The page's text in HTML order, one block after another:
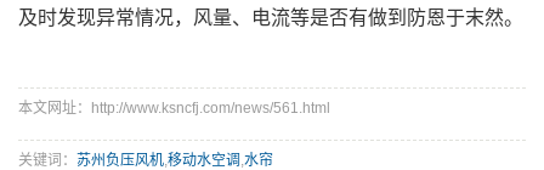
及时发现异常情况，风量、电流等是否有做到防恩于末然。
本文网址：http://www.ksncfj.com/news/561.html
关键词： 苏州负压风机,移动水空调 ,水帘